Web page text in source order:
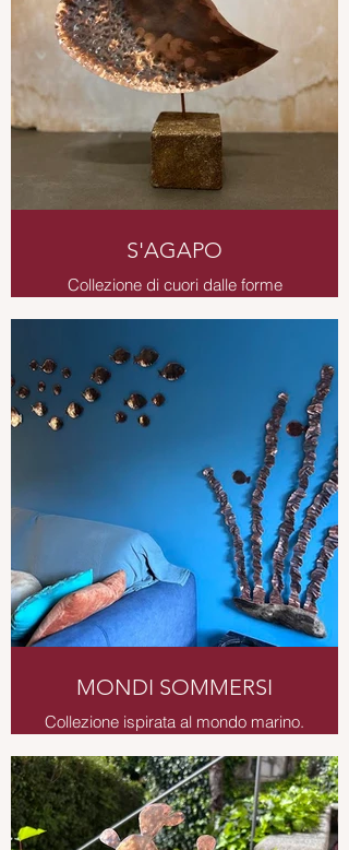
S'AGAPO
Collezione di cuori dalle forme
irregolari in rame ossidato, brunito o
smaltato.
Cuore in rame su cubo in legno di
recupero
MONDI SOMMERSI
Collezione ispirata al mondo marino.
Installazione da muro in rame,
composta da 20 pesci e un gruppo
di alghe in rame su legno levigato
dal mare.